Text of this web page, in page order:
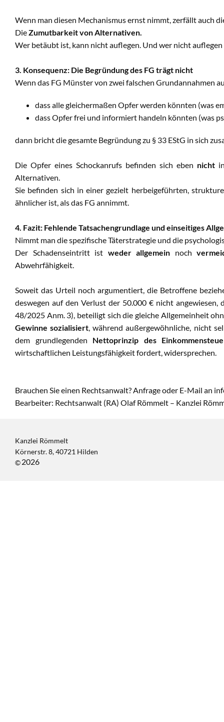
Wenn man diesen Mechanismus ernst nimmt, zerfällt auch
DieZumutbarkeit von Alternativen.
Wer betäubt ist, kann nicht auflegen. Und wer nicht
3. Konsequenz: Die Begründung des FG trägt nicht
Wenn das FG Münster von zwei falschen Grundannahmen
dass alle gleichermaßen Opfer werden könnten (was
dass Opfer frei und informiert handeln könnten (was
dann bricht die gesamte Begründung zu § 33 EStG in sich
Die Opfer eines Schockanrufs befinden sich eben nicht
Alternativen.
Sie befinden sich in einer gezielt herbeigeführten,
ähnlicher ist, als das FG annimmt.
4. Fazit: Fehlende Tatsachengrundlage und einseitiges
Nimmt man die spezifische Täterstrategie und die
Der Schadenseintritt ist weder allgemein noch
Abwehrfähigkeit.
Soweit das Urteil noch argumentiert, die Betroffene
deswegen auf den Verlust der 50.000 € nicht
48/2025 Anm. 3), beteiligt sich die gleiche Allgemeinheit
Gewinne sozialisiert, während außergewöhnliche, nicht
dem grundlegenden Nettoprinzip des
wirtschaftlichen Leistungsfähigkeit fordert, widersprechen.
Brauchen Sie einen Rechtsanwalt? Anfrage oder E-Mail an
Bearbeiter: Rechtsanwalt (RA) Olaf Römmelt – Kanzlei
Kanzlei Römmelt
Körnerstr. 8, 40721 Hilden
©2026